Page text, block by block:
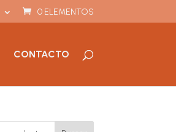
0 ELEMENTOS
CONTACTO